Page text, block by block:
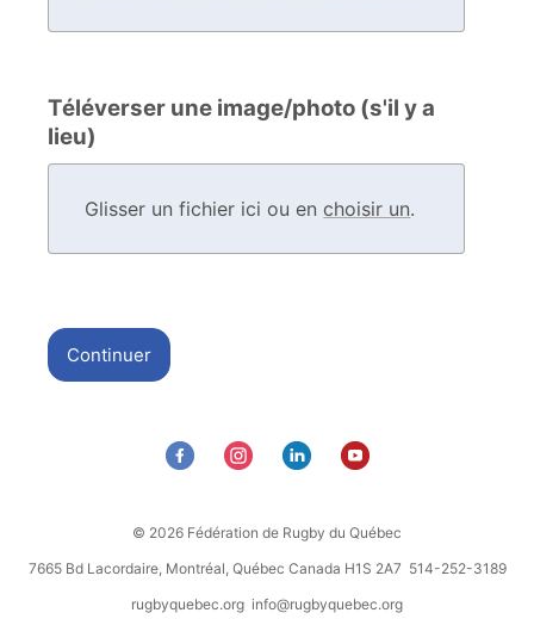
Téléverser une image/photo (s'il y a
lieu)
Glisser un fichier ici ou enchoisir un.
Continuer
© 2026 Fédération de Rugby du Québec
7665 Bd Lacordaire, Montréal, Québec Canada H1S 2A7 514-252-3189
rugbyquebec.org info@rugbyquebec.org